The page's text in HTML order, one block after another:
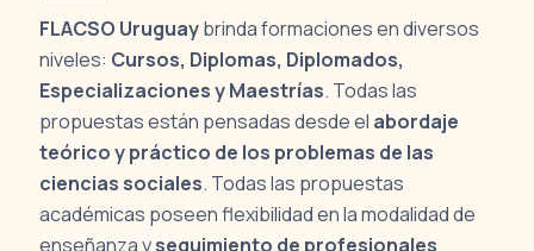
FLACSO Uruguaybrinda formaciones en diversos
niveles: Cursos, Diplomas, Diplomados,
Especializaciones y Maestrías. Todas las
propuestas están pensadas desde el abordaje
teórico y práctico de los problemas de las
ciencias sociales. Todas las propuestas
académicas poseen flexibilidad en la modalidad de
enseñanza yseguimiento de profesionales